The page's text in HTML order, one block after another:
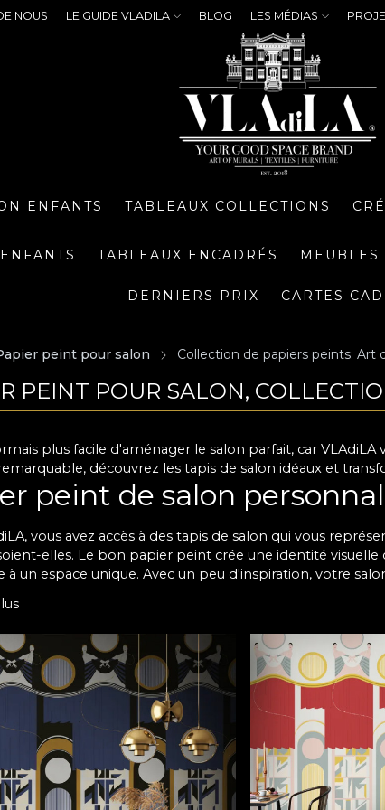
NOUS LE GUIDE VLADILA BLOG LES MÉDIAS
ENFANTS TABLEAUX COLLECTIONS
TABLEAUX ENCADRÉS MEUBLES
DERNIERS PRIX CARTES
peint pour salon Collection de papiers peints: Art
PEINT POUR SALON,
plus facile d'aménager le salon parfait, car
découvrez les tapis de salon idéaux et
peint de salon
vous avez accès à des tapis de salon qui vous
elles. Le bon papier peint crée une identité
à un espace unique. Avec un peu d'inspiration, votre
qui s'harmonise avec votre décor actuel. Chaque
sans compromis. Les papiers peints de salon
l'épreuve du temps et conservent un aspect
particulière
revêtements muraux pour salons sont conçus pour
préférences en matière de design, vous êtes sûr de
espace. Vous pouvez désormais donner un